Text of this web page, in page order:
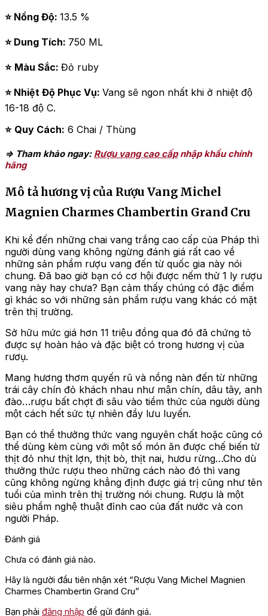
⭐ Nồng Độ: 13.5 %
⭐ Dung Tích: 750 ML
⭐ Màu Sắc: Đỏ ruby
⭐ Nhiệt Độ Phục Vụ: Vang sẽ ngon nhất khi ở nhiệt độ
16-18 độ C.
⭐ Quy Cách: 6 Chai / Thùng
=> Tham khảo ngay: Rượu vang cao cấp nhập khẩu chính
hãng
Mô tả hương vị của Rượu Vang Michel
Magnien Charmes Chambertin Grand Cru
Khi kể đến những chai vang trắng cao cấp của Pháp thì
người dùng vang không ngừng đánh giá rất cao về
những sản phẩm rượu vang đến từ quốc gia này nói
chung. Đã bao giờ bạn có cơ hội được nếm thử 1 ly rượu
vang này hay chưa? Bạn cảm thấy chúng có đặc điểm
gì khác so với những sản phẩm rượu vang khác có mặt
trên thị trường.
Sở hữu mức giá hơn 11 triệu đồng qua đó đã chứng tỏ
được sự hoàn hảo và đặc biệt có trong hương vị của
rươụ.
Mang hương thơm quyến rũ và nồng nàn đến từ những
trái cây chín đỏ khách nhau như mận chín, dâu tây, anh
đào…rượu bất chợt đi sâu vào tiềm thức của người dùng
một cách hết sức tự nhiên đầy lưu luyến.
Bạn có thể thưởng thức vang nguyên chất hoặc cũng có
thể dùng kèm cùng với một số món ăn được chế biến từ
thịt đỏ như thịt lợn, thịt bò, thịt nai, hươu rừng…Cho dù
thưởng thức rượu theo những cách nào đó thì vang
cũng không ngừng khẳng định được giá trị cũng như tên
tuổi của mình trên thị trường nói chung. Rượu là một
siêu phẩm nghệ thuật đỉnh cao của đất nước và con
người Pháp.
Đánh giá
Chưa có đánh giá nào.
Hãy là người đầu tiên nhận xét “Rượu Vang Michel Magnien
Charmes Chambertin Grand Cru”
Bạn phải đăng nhập để gửi đánh giá.